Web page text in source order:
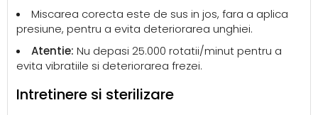
Miscarea corecta este de sus in jos, fara a aplica
presiune, pentru a evita deteriorarea unghiei.
Atentie: Nu depasi 25.000 rotatii/minut pentru a
evita vibratiile si deteriorarea frezei.
Intretinere si sterilizare